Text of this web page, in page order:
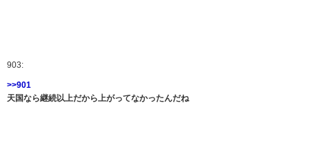
903:
>>901
天国なら継続以上だから上がってなかったんだね